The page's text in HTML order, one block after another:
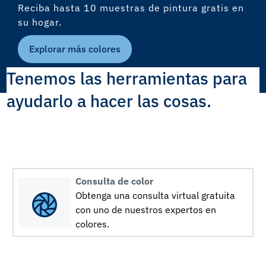
Reciba hasta 10 muestras de pintura gratis en
su hogar.
Explorar más colores
Tenemos las herramientas para
ayudarlo a hacer las cosas.
Consulta de color
Obtenga una consulta virtual gratuita
con uno de nuestros expertos en
colores.